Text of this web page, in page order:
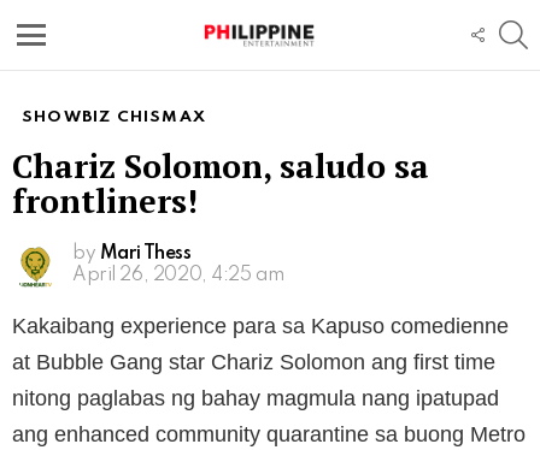
SHOWBIZ CHISMAX
Chariz Solomon, saludo sa
frontliners!
by Mari Thess
April 26, 2020, 4:25 am
Kakaibang experience para sa Kapuso comedienne
at Bubble Gang star Chariz Solomon ang first time
nitong paglabas ng bahay magmula nang ipatupad
ang enhanced community quarantine sa buong Metro